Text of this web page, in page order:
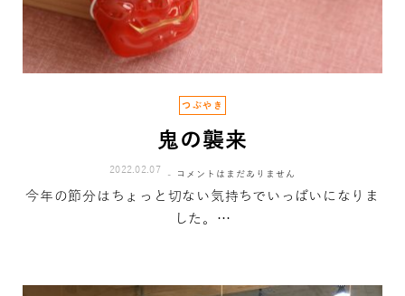
つぶやき
鬼の襲来
2022.02.07 コメントはまだありません
今年の節分はちょっと切ない気持ちでいっぱいになりま
した。…